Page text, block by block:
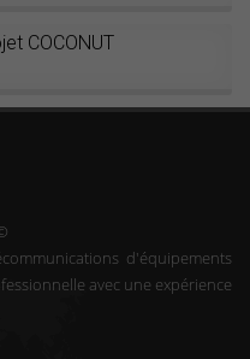
COCONUT
d'équipements
avec une expérience